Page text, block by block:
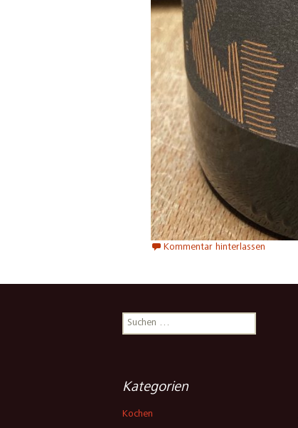
Kommentar hinterlassen
Suchen
nach:
Kategorien
Kochen